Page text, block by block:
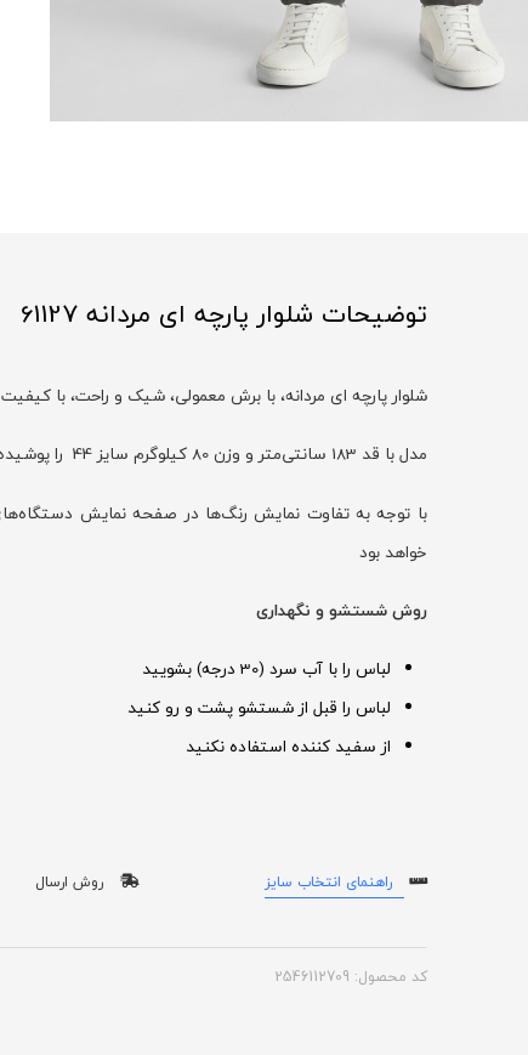
توضیحات شلوار پارچه ای مردانه 61127
شلوار پارچه ای مردانه، با برش معمولی، شیک و راحت، با کیفیت
مدل با قد 183 سانتی‌متر و وزن 80 کیلوگرم سایز 44 را پوشیده است
خواهد بود
روش شستشو و نگهداری
لباس را با آب سرد (30 درجه) بشویید
لباس را قبل از شستشو پشت و رو کنید
از سفید کننده استفاده نکنید
راهنمای انتخاب سایز روش ارسال
کد محصول: 2546112709